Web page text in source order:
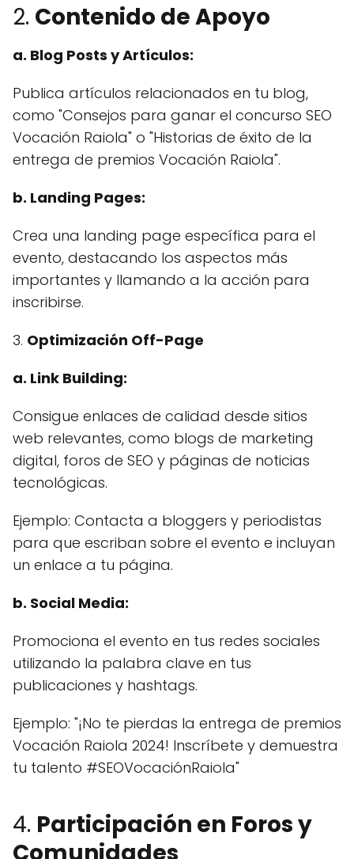
2. Contenido de Apoyo
a. Blog Posts y Artículos:
Publica artículos relacionados en tu blog,
como "Consejos para ganar el concurso SEO
Vocación Raiola" o "Historias de éxito de la
entrega de premios Vocación Raiola".
b. Landing Pages:
Crea una landing page específica para el
evento, destacando los aspectos más
importantes y llamando a la acción para
inscribirse.
3. Optimización Off-Page
a. Link Building:
Consigue enlaces de calidad desde sitios
web relevantes, como blogs de marketing
digital, foros de SEO y páginas de noticias
tecnológicas.
Ejemplo: Contacta a bloggers y periodistas
para que escriban sobre el evento e incluyan
un enlace a tu página.
b. Social Media:
Promociona el evento en tus redes sociales
utilizando la palabra clave en tus
publicaciones y hashtags.
Ejemplo: "¡No te pierdas la entrega de premios
Vocación Raiola 2024! Inscríbete y demuestra
tu talento #SEOVocaciónRaiola"
4. Participación en Foros y
Comunidades